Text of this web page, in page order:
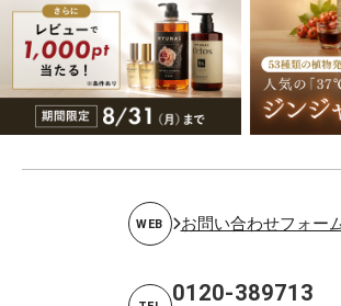
WEB お問い合わせフォー
0120-389713